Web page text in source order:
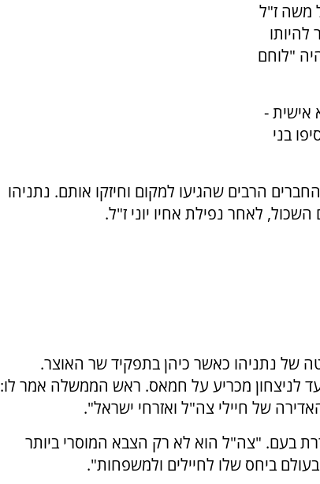
משה ז"ל
להיותו
"לוחם
אישית -
בני
הרבים שהגיעו למקום וחיזקו אותם. נתניהו
לאחר נפילת אחיו יוני ז"ל.
של נתניהו כאשר כיהן בתפקיד שר האוצר.
לניצחון מכריע על חמאס. ראש הממשלה אמר לו:
של חיילי צה"ל ואזרחי ישראל".
בעם. "צה"ל הוא לא רק הצבא המוסרי ביותר
ביחס שלו לחיילים ולמשפחות".